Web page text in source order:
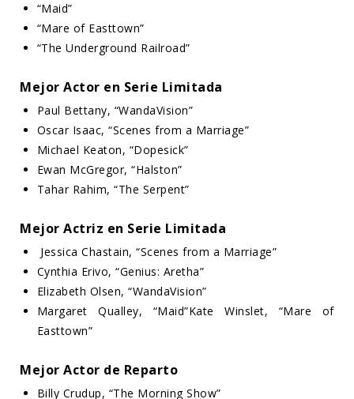
“Maid”
“Mare of Easttown”
“The Underground Railroad”
Mejor Actor en Serie Limitada
Paul Bettany, “WandaVision”
Oscar Isaac, “Scenes from a Marriage”
Michael Keaton, “Dopesick”
Ewan McGregor, “Halston”
Tahar Rahim, “The Serpent”
Mejor Actriz en Serie Limitada
Jessica Chastain, “Scenes from a Marriage”
Cynthia Erivo, “Genius: Aretha”
Elizabeth Olsen, “WandaVision”
Margaret Qualley, “Maid”Kate Winslet, “Mare of
Easttown”
Mejor Actor de Reparto
Billy Crudup, “The Morning Show”